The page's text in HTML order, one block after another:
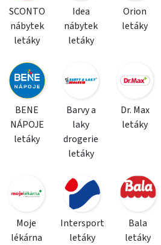
SCONTO
nábytek
letáky
Idea
nábytek
letáky
Orion
letáky
BENE
NÁPOJE
letáky
Barvy a
laky
drogerie
letáky
Dr. Max
letáky
Moje
lékárna
Intersport
letáky
Bala
letáky